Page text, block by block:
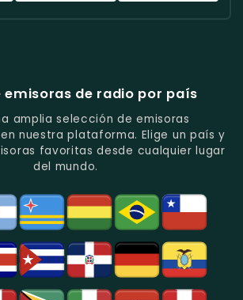
Quito.
Programas
Con
Estación
De
Los
Deportes
En
Guayaquil.
Populares
Y
Folclore
En
Azogues.
emisoras de radio por país
amplia selección de emisoras
nuestra plataforma. Elige un país y
favoritas desde cualquier lugar
del mundo.